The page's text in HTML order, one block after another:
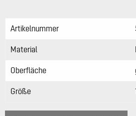
Artikelnummer
Material
Oberfläche
Größe